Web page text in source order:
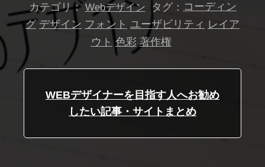
カテゴリ： Webデザイン タグ： コーディン
グ デザイン フォント ユーザビリティ レイア
ウト 色彩 著作権
WEBデザイナーを目指す人へお勧め
したい記事・サイトまとめ